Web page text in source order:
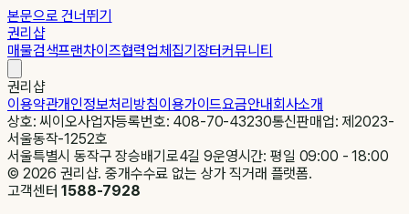
본문으로 건너뛰기
권리샵
매물검색프랜차이즈협력업체집기장터커뮤니티
권리샵
이용약관개인정보처리방침이용가이드요금안내회사소개
상호: 씨이오사업자등록번호: 408-70-43230통신판매업: 제2023-
서울동작-1252호
서울특별시 동작구 장승배기로4길 9운영시간: 평일 09:00 - 18:00
© 2026 권리샵. 중개수수료 없는 상가 직거래 플랫폼.
고객센터1588-7928